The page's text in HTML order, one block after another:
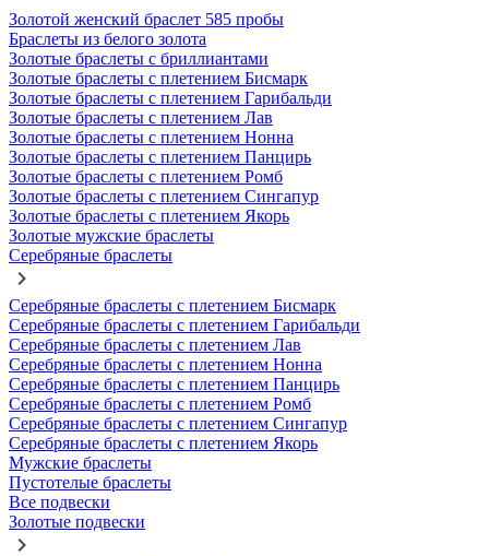
Золотой женский браслет 585 пробы
Браслеты из белого золота
Золотые браслеты с бриллиантами
Золотые браслеты с плетением Бисмарк
Золотые браслеты с плетением Гарибальди
Золотые браслеты с плетением Лав
Золотые браслеты с плетением Нонна
Золотые браслеты с плетением Панцирь
Золотые браслеты с плетением Ромб
Золотые браслеты с плетением Сингапур
Золотые браслеты с плетением Якорь
Золотые мужские браслеты
Серебряные браслеты
Серебряные браслеты с плетением Бисмарк
Серебряные браслеты с плетением Гарибальди
Серебряные браслеты с плетением Лав
Серебряные браслеты с плетением Нонна
Серебряные браслеты с плетением Панцирь
Серебряные браслеты с плетением Ромб
Серебряные браслеты с плетением Сингапур
Серебряные браслеты с плетением Якорь
Мужские браслеты
Пустотелые браслеты
Все подвески
Золотые подвески